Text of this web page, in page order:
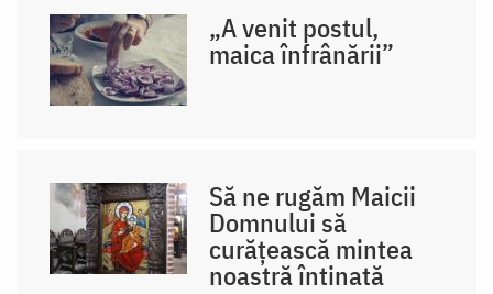
„A venit postul,
maica înfrânării”
Să ne rugăm Maicii
Domnului să
curățească mintea
noastră întinată